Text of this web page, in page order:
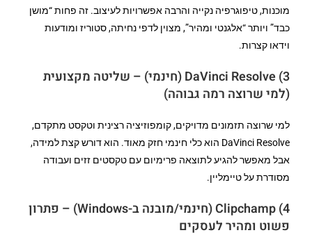
מוכנות, טיפוגרפיה נקייה והרבה אפשרויות לעיצוב. זה פחות “מושן
כבד” ויותר “אלגנטי ומהיר”, מצוין לדפי נחיתה, סטוריז ומודעות
וידאו קצרות.
3) DaVinci Resolve (חינמי) – שליטה מקצועית
(למי שרוצה רמה גבוהה)
למי שרוצה תזמונים מדויקים, קומפוזיציה רצינית וטקסט מתקדם,
DaVinci Resolve הוא כלי חינמי חזק מאוד. הוא דורש קצת למידה,
אבל מאפשר להגיע לתוצאה פרימיום עם טקסטים זזים ועבודה
מסודרת על טיימליין.
4) Clipchamp (חינמי/מובנה ב-Windows) – פתרון
פשוט ומהיר לעסקים